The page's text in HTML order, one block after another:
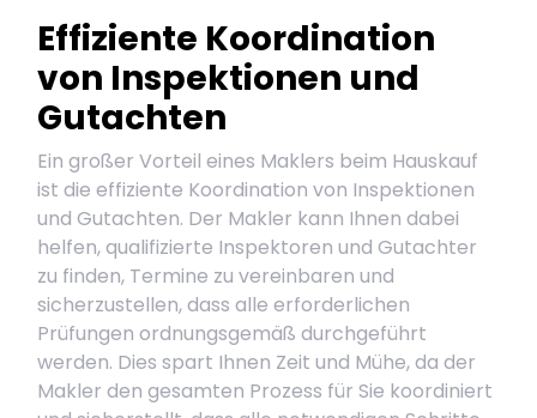
Effiziente Koordination
von Inspektionen und
Gutachten
Ein großer Vorteil eines Maklers beim Hauskauf
ist die effiziente Koordination von Inspektionen
und Gutachten. Der Makler kann Ihnen dabei
helfen, qualifizierte Inspektoren und Gutachter
zu finden, Termine zu vereinbaren und
sicherzustellen, dass alle erforderlichen
Prüfungen ordnungsgemäß durchgeführt
werden. Dies spart Ihnen Zeit und Mühe, da der
Makler den gesamten Prozess für Sie koordiniert